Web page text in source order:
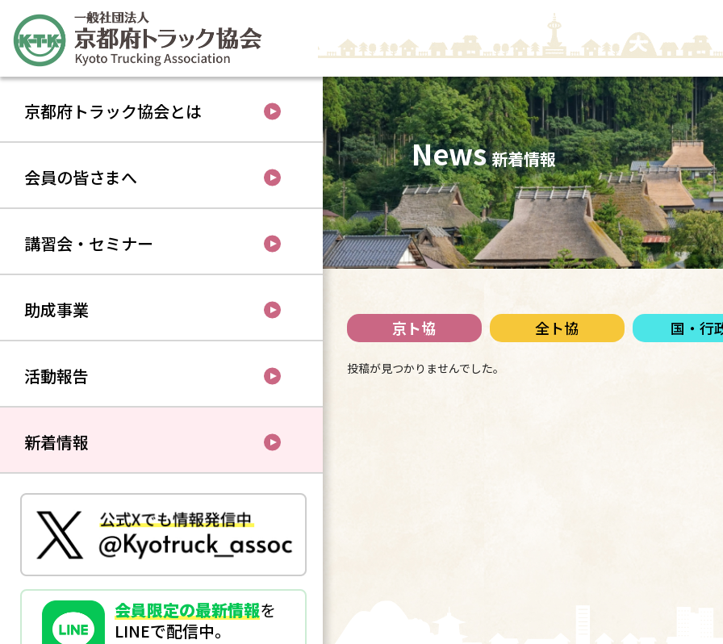
京都府トラック協会とは
会員の皆さまへ
講習会・セミナー
助成事業
活動報告
新着情報
会員限定の最新情報を
LINEで配信中。
News 新着情報
京ト協 全ト協 国・行
投稿が見つかりませんでした。